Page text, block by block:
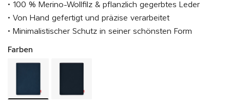
• 100 % Merino-Wollfilz & pflanzlich gegerbtes Leder
• Von Hand gefertigt und präzise verarbeitet
• Minimalistischer Schutz in seiner schönsten Form
Farben